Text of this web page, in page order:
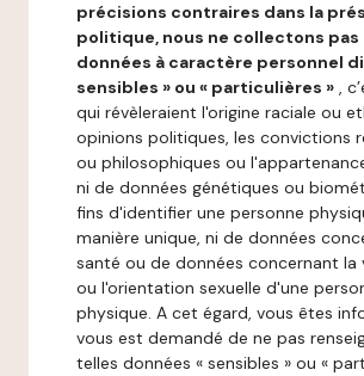
précisions contraires dans la
politique, nous ne collectons pas
données à caractère personnel
sensibles » ou « particulières » ,
qui révèleraient l'origine raciale ou
opinions politiques, les convictions
ou philosophiques ou
ni de données génétiques ou
fins d'identifier une personne
manière unique, ni de données
santé ou de données concernant la
ou l'orientation sexuelle d'une
physique. A cet égard, vous êtes
vous est demandé de ne pas
telles données « sensibles » ou «